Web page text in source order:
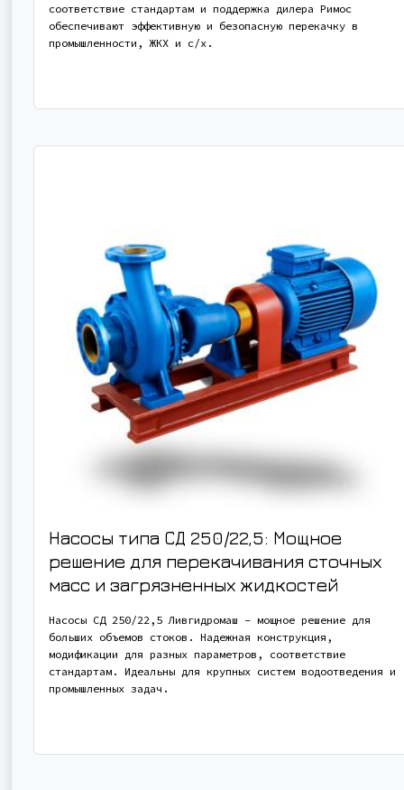
соответствие стандартам и поддержка дилера Римос
обеспечивают эффективную и безопасную перекачку в
промышленности, ЖКХ и с/х.
Насосы типа СД 250/22,5: Мощное
решение для перекачивания сточных
масс и загрязненных жидкостей
Насосы СД 250/22,5 Ливгидромаш – мощное решение для
больших объемов стоков. Надежная конструкция,
модификации для разных параметров, соответствие
стандартам. Идеальны для крупных систем водоотведения и
промышленных задач.